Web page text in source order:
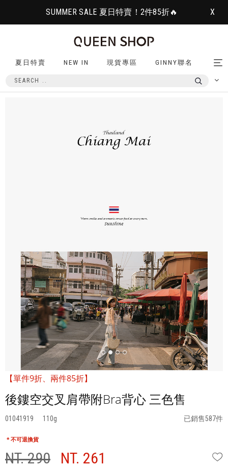
SUMMER SALE 夏日特賣！2件85折🔥 X
夏日特賣 NEW IN 現貨專區 GINNY聯名
【單件9折、兩件85折】
後鏤空交叉肩帶附Bra背心 三色售
01041919 110 已銷售587件
* 不可退換貨
NT. 290 NT. 261